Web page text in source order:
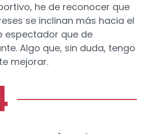
he de reconocer que
se inclinan más hacia el
espectador que de
Algo que, sin duda, tengo
mejorar.